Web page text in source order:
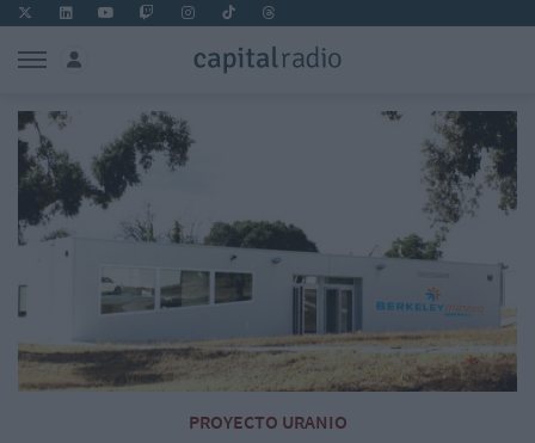
PROYECTO URANIO